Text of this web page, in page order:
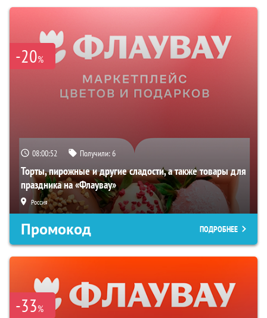
-20%
08:00:52 Получили:6
Торты, пирожные и другие сладости, а также товары для
праздника на «Флаувау»
Россия
Промокод ПОДРОБНЕЕ
-33%